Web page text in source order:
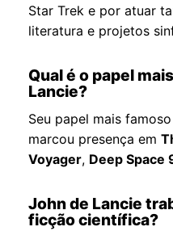
Star Trek e por atuar
literatura e projetos
Qual é o papel
Lancie?
Seu papel mais
marcou presença em
Voyager, Deep Space
John de Lancie
ficção científica?